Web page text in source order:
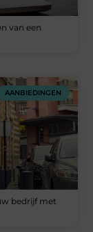
van een
AANBIEDINGEN
bedrijf met